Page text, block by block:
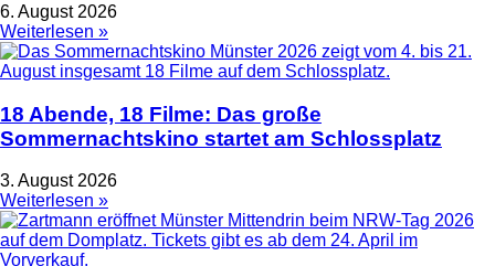
6. August 2026
Weiterlesen »
18 Abende, 18 Filme: Das große
Sommernachtskino startet am Schlossplatz
3. August 2026
Weiterlesen »